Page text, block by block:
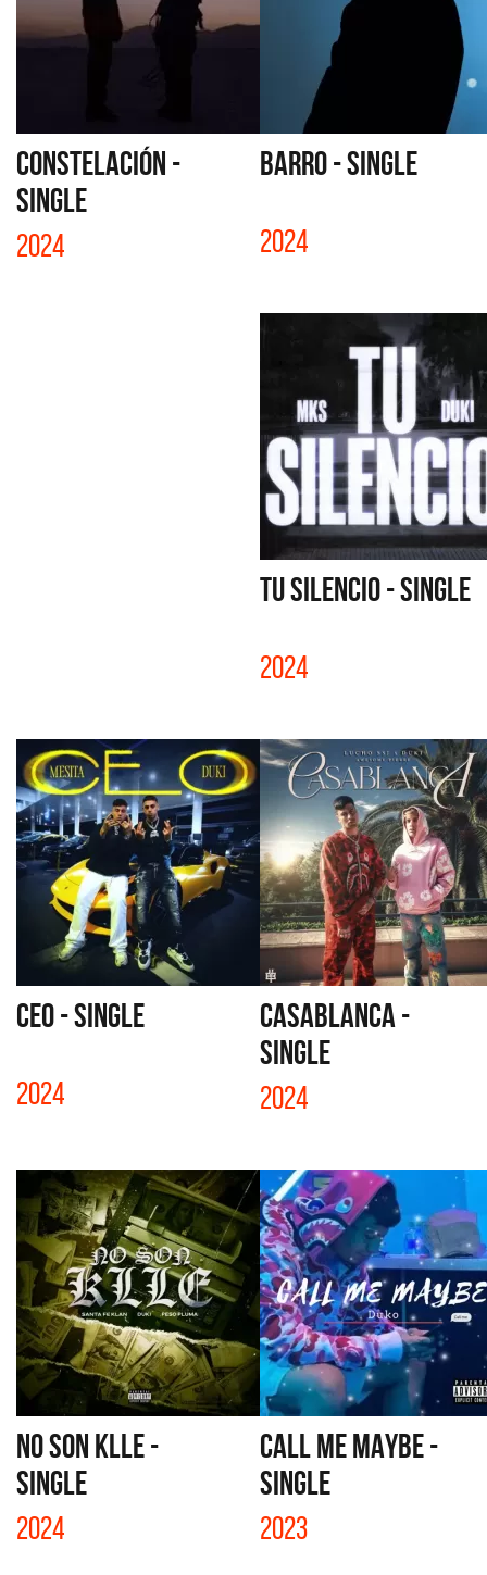
CONSTELACIÓN -
SINGLE
2024
BARRO - SINGLE
2024
TU SILENCIO - SINGLE
2024
CEO - SINGLE
2024
CASABLANCA -
SINGLE
2024
NO SON KLLE -
SINGLE
2024
CALL ME MAYBE -
SINGLE
2023